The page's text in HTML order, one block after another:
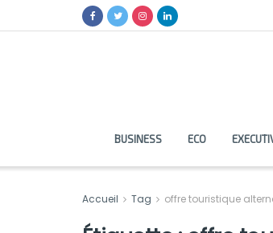
BUSINESS ECO
Accueil Tag offre touristique